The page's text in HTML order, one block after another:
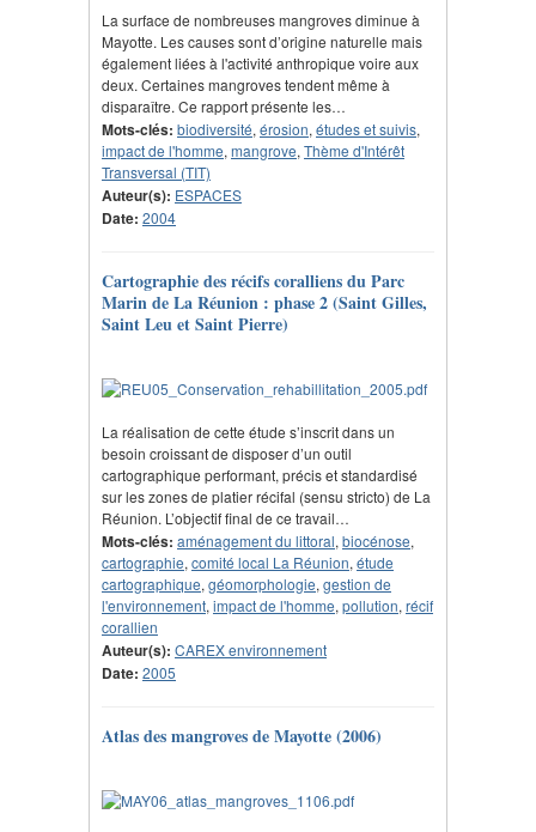
La surface de nombreuses mangroves diminue à
Mayotte. Les causes sont d’origine naturelle mais
également liées à l'activité anthropique voire aux
deux. Certaines mangroves tendent même à
disparaître. Ce rapport présente les…
Mots-clés: biodiversité, érosion, études et suivis,
impact de l'homme, mangrove, Thème d'Intérêt
Transversal (TIT)
Auteur(s): ESPACES
Date: 2004
Cartographie des récifs coralliens du Parc
Marin de La Réunion : phase 2 (Saint Gilles,
Saint Leu et Saint Pierre)
La réalisation de cette étude s’inscrit dans un
besoin croissant de disposer d’un outil
cartographique performant, précis et standardisé
sur les zones de platier récifal (sensu stricto) de La
Réunion. L’objectif final de ce travail…
Mots-clés: aménagement du littoral, biocénose,
cartographie, comité local La Réunion, étude
cartographique, géomorphologie, gestion de
l'environnement, impact de l'homme, pollution, récif
corallien
Auteur(s): CAREX environnement
Date: 2005
Atlas des mangroves de Mayotte (2006)